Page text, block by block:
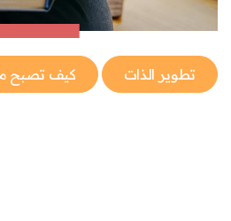
تطوير الذات كيف تصبح